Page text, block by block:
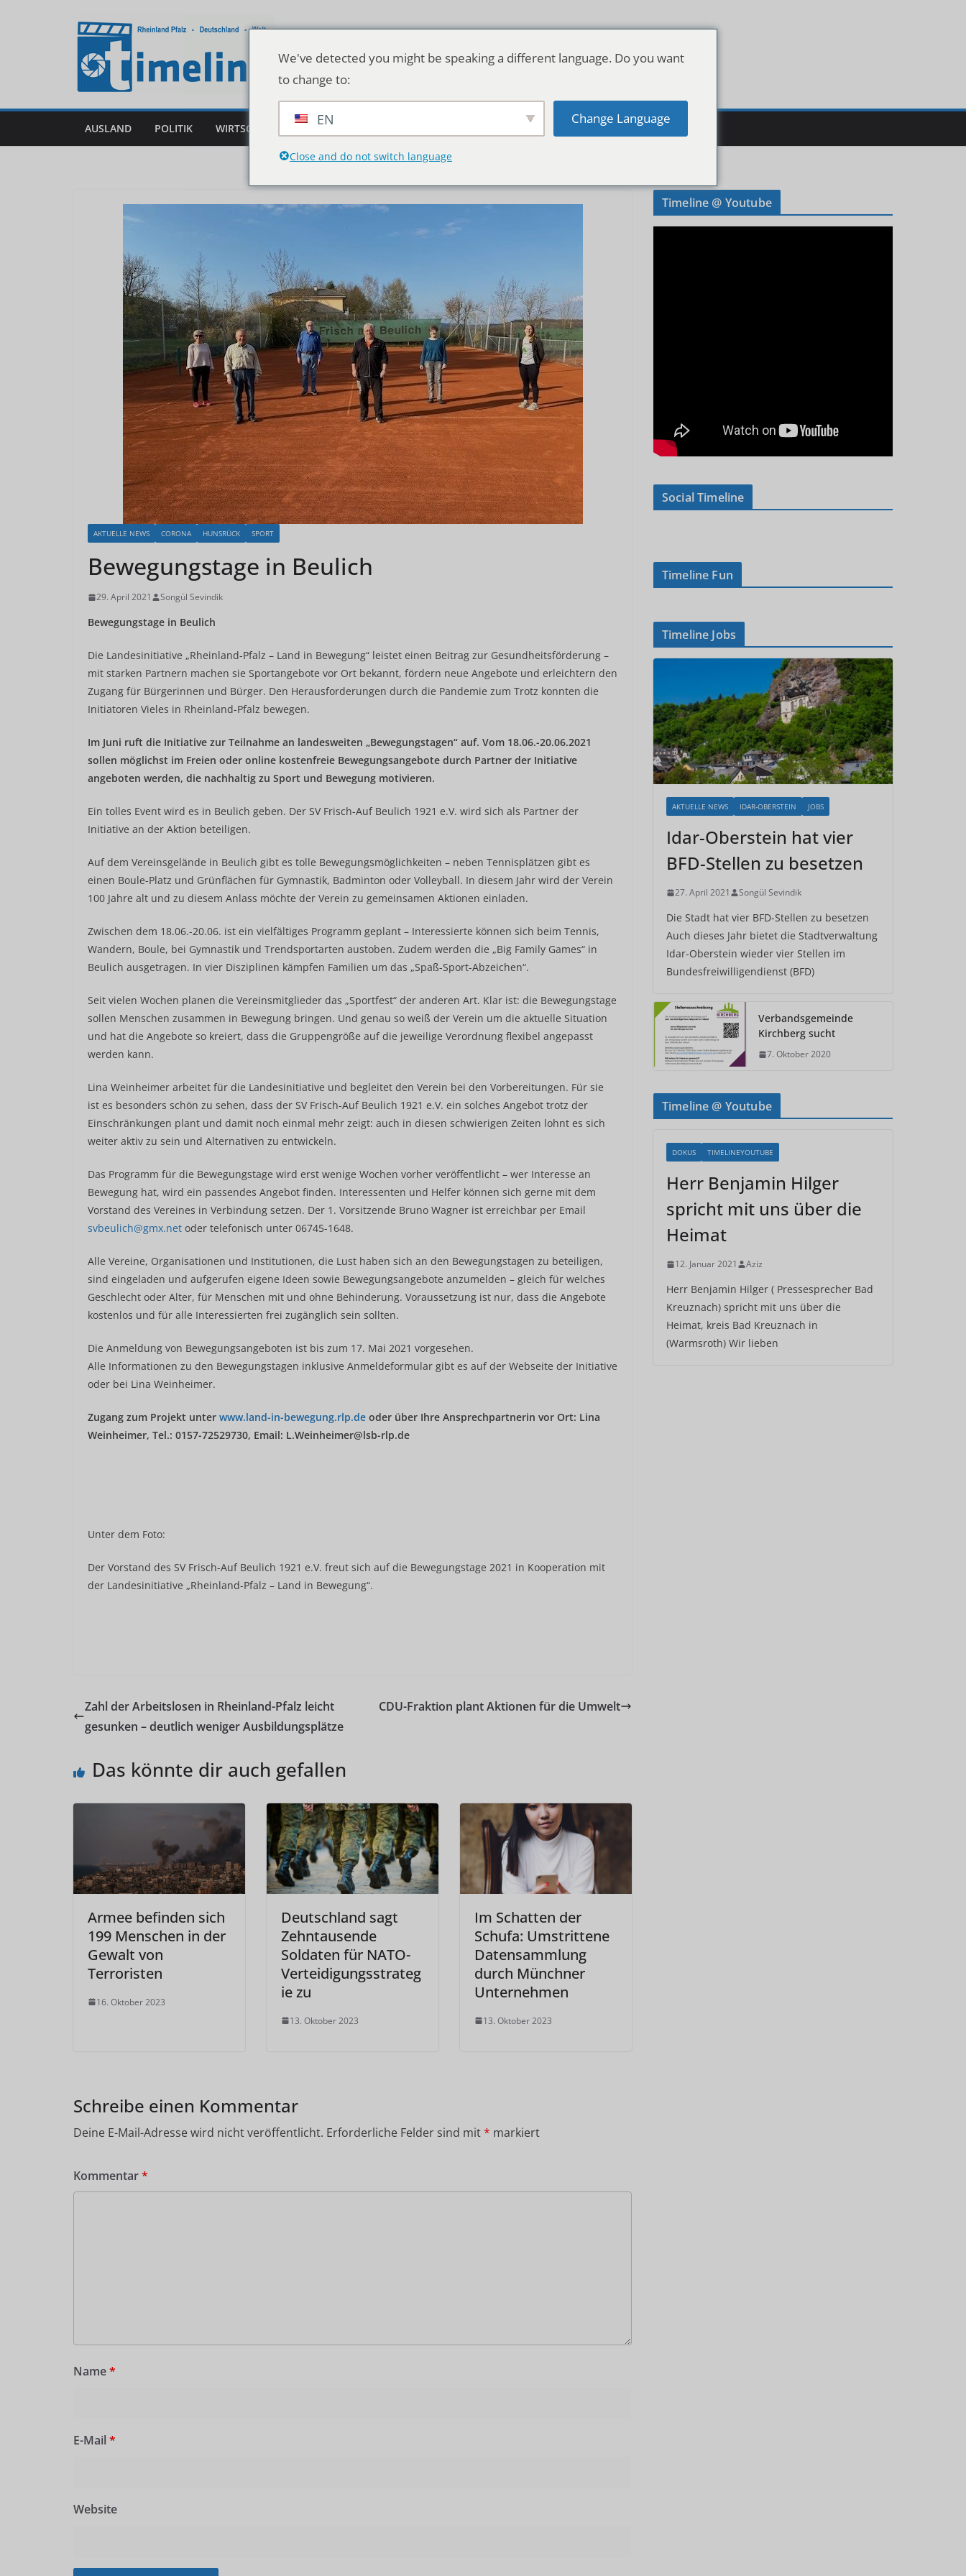
AUSLAND POLITIK WIRTSCHAFT DEUTSCHLAND & WELT
AKTUELLE NEWS CORONA HUNSRÜCK SPORT
Bewegungstage in Beulich
29. April 2021 Songül Sevindik
Bewegungstage in Beulich
Die Landesinitiative „Rheinland-Pfalz – Land in Bewegung“ leistet einen Beitrag zur Gesundheitsförderung –
mit starken Partnern machen sie Sportangebote vor Ort bekannt, fördern neue Angebote und erleichtern den
Zugang für Bürgerinnen und Bürger. Den Herausforderungen durch die Pandemie zum Trotz konnten die
Initiatoren Vieles in Rheinland-Pfalz bewegen.
Im Juni ruft die Initiative zur Teilnahme an landesweiten „Bewegungstagen“ auf. Vom 18.06.-20.06.2021
sollen möglichst im Freien oder online kostenfreie Bewegungsangebote durch Partner der Initiative
angeboten werden, die nachhaltig zu Sport und Bewegung motivieren.
Ein tolles Event wird es in Beulich geben. Der SV Frisch-Auf Beulich 1921 e.V. wird sich als Partner der
Initiative an der Aktion beteiligen.
Auf dem Vereinsgelände in Beulich gibt es tolle Bewegungsmöglichkeiten – neben Tennisplätzen gibt es
einen Boule-Platz und Grünflächen für Gymnastik, Badminton oder Volleyball. In diesem Jahr wird der Verein
100 Jahre alt und zu diesem Anlass möchte der Verein zu gemeinsamen Aktionen einladen.
Zwischen dem 18.06.-20.06. ist ein vielfältiges Programm geplant – Interessierte können sich beim Tennis,
Wandern, Boule, bei Gymnastik und Trendsportarten austoben. Zudem werden die „Big Family Games“ in
Beulich ausgetragen. In vier Disziplinen kämpfen Familien um das „Spaß-Sport-Abzeichen“.
Seit vielen Wochen planen die Vereinsmitglieder das „Sportfest“ der anderen Art. Klar ist: die Bewegungstage
sollen Menschen zusammen in Bewegung bringen. Und genau so weiß der Verein um die aktuelle Situation
und hat die Angebote so kreiert, dass die Gruppengröße auf die jeweilige Verordnung flexibel angepasst
werden kann.
Lina Weinheimer arbeitet für die Landesinitiative und begleitet den Verein bei den Vorbereitungen. Für sie
ist es besonders schön zu sehen, dass der SV Frisch-Auf Beulich 1921 e.V. ein solches Angebot trotz der
Einschränkungen plant und damit noch einmal mehr zeigt: auch in diesen schwierigen Zeiten lohnt es sich
weiter aktiv zu sein und Alternativen zu entwickeln.
Das Programm für die Bewegungstage wird erst wenige Wochen vorher veröffentlicht – wer Interesse an
Bewegung hat, wird ein passendes Angebot finden. Interessenten und Helfer können sich gerne mit dem
Vorstand des Vereines in Verbindung setzen. Der 1. Vorsitzende Bruno Wagner ist erreichbar per Email
svbeulich@gmx.net oder telefonisch unter 06745-1648.
Alle Vereine, Organisationen und Institutionen, die Lust haben sich an den Bewegungstagen zu beteiligen,
sind eingeladen und aufgerufen eigene Ideen sowie Bewegungsangebote anzumelden – gleich für welches
Geschlecht oder Alter, für Menschen mit und ohne Behinderung. Voraussetzung ist nur, dass die Angebote
kostenlos und für alle Interessierten frei zugänglich sein sollten.
Die Anmeldung von Bewegungsangeboten ist bis zum 17. Mai 2021 vorgesehen.
Alle Informationen zu den Bewegungstagen inklusive Anmeldeformular gibt es auf der Webseite der Initiative
oder bei Lina Weinheimer.
Zugang zum Projekt unter www.land-in-bewegung.rlp.de oder über Ihre Ansprechpartnerin vor Ort: Lina
Weinheimer, Tel.: 0157-72529730, Email: L.Weinheimer@lsb-rlp.de
Unter dem Foto:
Der Vorstand des SV Frisch-Auf Beulich 1921 e.V. freut sich auf die Bewegungstage 2021 in Kooperation mit
der Landesinitiative „Rheinland-Pfalz – Land in Bewegung“.
Zahl der Arbeitslosen in Rheinland-Pfalz leicht
gesunken – deutlich weniger Ausbildungsplätze
CDU-Fraktion plant Aktionen für die Umwelt
Das könnte dir auch gefallen
Armee befinden sich
199 Menschen in der
Gewalt von
Terroristen
16. Oktober 2023
Deutschland sagt
Zehntausende
Soldaten für NATO-
Verteidigungsstrateg
ie zu
13. Oktober 2023
Im Schatten der
Schufa: Umstrittene
Datensammlung
durch Münchner
Unternehmen
13. Oktober 2023
Schreibe einen Kommentar
Deine E-Mail-Adresse wird nicht veröffentlicht. Erforderliche Felder sind mit* markiert
Kommentar*
Name*
E-Mail *
Website
Timeline @ Youtube
Social Timeline
Timeline Fun
Timeline Jobs
AKTUELLE NEWS IDAR-OBERSTEIN JOBS
Idar-Oberstein hat vier
BFD-Stellen zu besetzen
27. April 2021 Songül Sevindik
Die Stadt hat vier BFD-Stellen zu besetzen
Auch dieses Jahr bietet die Stadtverwaltung
Idar-Oberstein wieder vier Stellen im
Bundesfreiwilligendienst (BFD)
Verbandsgemeinde
Kirchberg sucht
7. Oktober 2020
Timeline @ Youtube
DOKUS TIMELINEYOUTUBE
Herr Benjamin Hilger
spricht mit uns über die
Heimat
12. Januar 2021 Aziz
Herr Benjamin Hilger ( Pressesprecher Bad
Kreuznach) spricht mit uns über die
Heimat, kreis Bad Kreuznach in
(Warmsroth) Wir lieben
We've detected you might be speaking a different language. Do you want
to change to:
EN Change Language
Close and do not switch language